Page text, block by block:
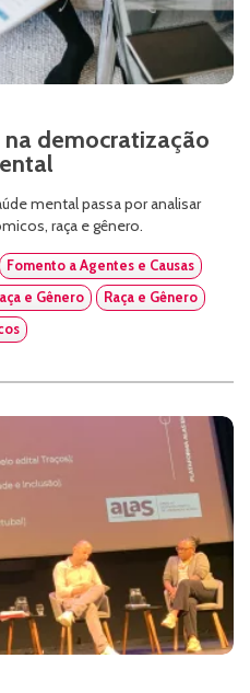
democratização
mental passa por analisar
raça e gênero.
Fomento a Agentes e Causas
e Gênero
Raça e Gênero